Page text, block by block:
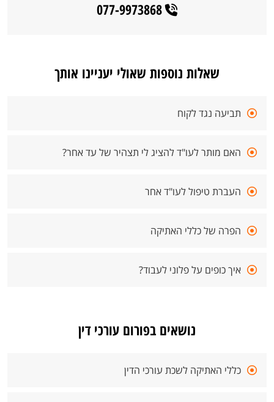
077-9973868
שאלות נוספות שאולי יעניינו אותך
תביעה נגד לקוח
האם מותר לעו"ד להציג לי תצהיר של עד אחר?
העברת טיפול לעו"ד אחר
הפרה של כללי האתיקה
איך כופים על פלוני לעבוד?
נושאים בפורום עורכי דין
כללי האתיקה לשכת עורכי הדין